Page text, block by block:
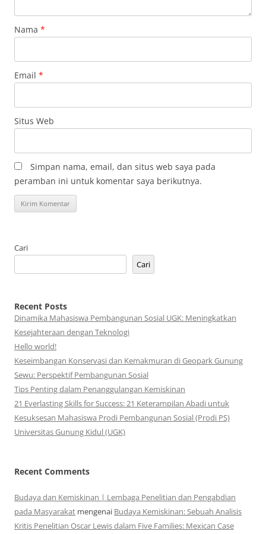
Nama *
Email *
Situs Web
Simpan nama, email, dan situs web saya pada
peramban ini untuk komentar saya berikutnya.
Cari
Cari
Recent Posts
Dinamika Mahasiswa Pembangunan Sosial UGK: Meningkatkan
Kesejahteraan dengan Teknologi
Hello world!
Keseimbangan Konservasi dan Kemakmuran di Geopark Gunung
Sewu: Perspektif Pembangunan Sosial
Tips Penting dalam Penanggulangan Kemiskinan
21 Everlasting Skills for Success: 21 Keterampilan Abadi untuk
Kesuksesan Mahasiswa Prodi Pembangunan Sosial (Prodi PS)
Universitas Gunung Kidul (UGK)
Recent Comments
Budaya dan Kemiskinan | Lembaga Penelitian dan Pengabdian
pada Masyarakat mengenai Budaya Kemiskinan: Sebuah Analisis
Kritis Penelitian Oscar Lewis dalam Five Families: Mexican Case